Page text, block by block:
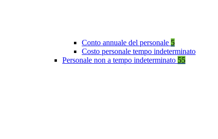
Conto annuale del personale 5
Costo personale tempo indeterminato
Personale non a tempo indeterminato 55